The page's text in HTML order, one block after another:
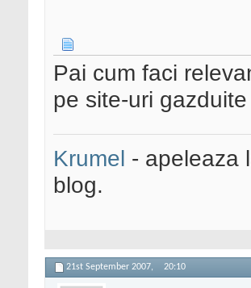
Pai cum faci
pe site-uri
Krumel - apeleaza
blog.
21st September 2007, 20:10